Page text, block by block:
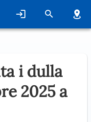
i dulla
2025 a